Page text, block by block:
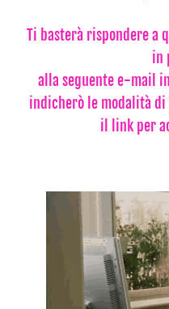
Ti basterà rispondere a
in
alla seguente e-mail
indicherò le modalità di
il link per